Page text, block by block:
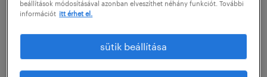
Cégleírás / Organisation/Department
Our partner is looking for their newest
colleague for the position of IT Administrator
for their modern manufacturing plant in the
beállítások módosításával azonban elveszíthet néhány funkciót. További
információt itt érhet el.
sütik beállítása